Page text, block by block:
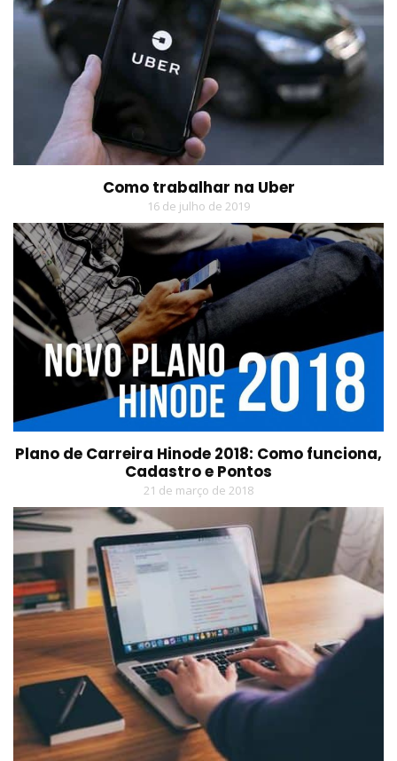
Como trabalhar na Uber
16 de julho de 2019
Plano de Carreira Hinode 2018: Como funciona,
Cadastro e Pontos
21 de março de 2018